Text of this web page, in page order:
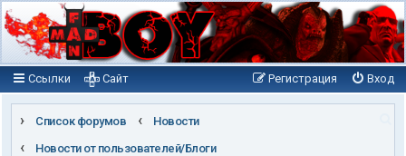
Ссылки Вход
Регистрация
Сайт
Список форумов
Новости
Новости от пользователей/Блоги